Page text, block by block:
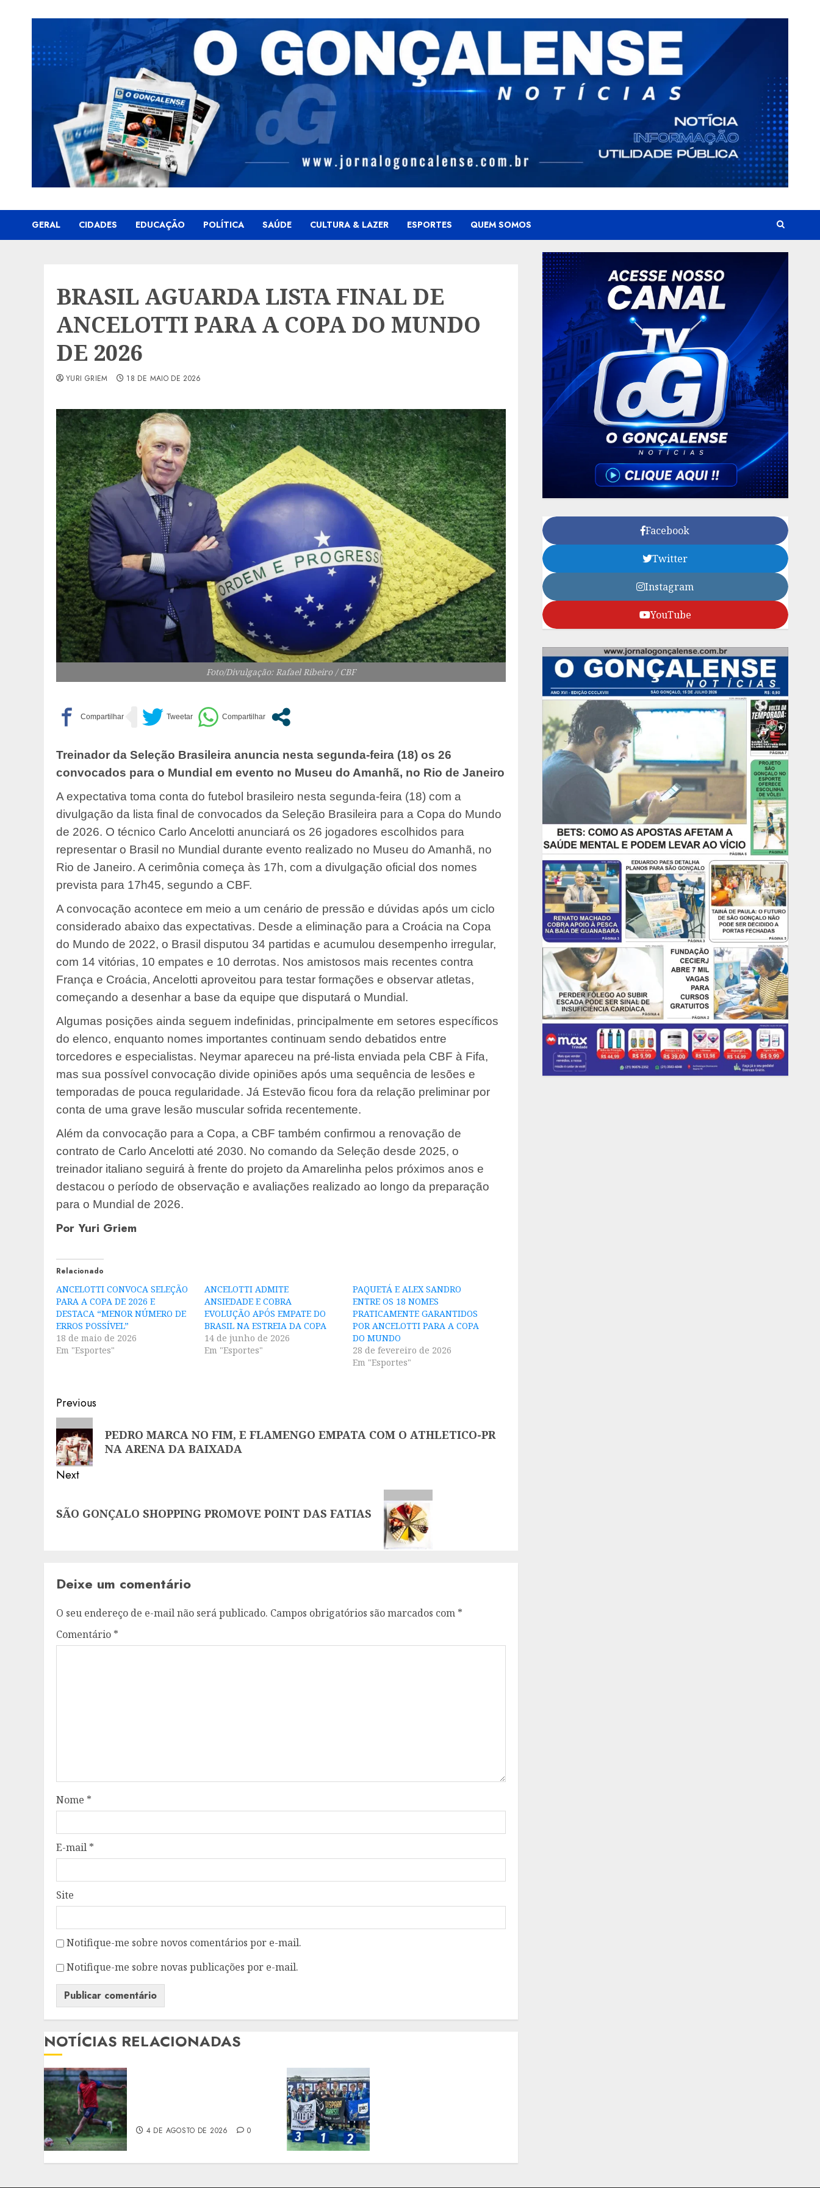
GERAL CIDADES EDUCAÇÃO POLÍTICA SAÚDE CULTURA & LAZER ESPORTES QUEM SOMOS
BRASIL AGUARDA LISTA FINAL DE
ANCELOTTI PARA A COPA DO MUNDO
DE 2026
YURI GRIEM 18 DE MAIO DE 2026
Foto/Divulgação: Rafael Ribeiro / CBF
Treinador da Seleção Brasileira anuncia nesta segunda-feira (18) os 26
convocados para o Mundial em evento no Museu do Amanhã, no Rio de Janeiro
A expectativa toma conta do futebol brasileiro nesta segunda-feira (18) com a
divulgação da lista final de convocados da Seleção Brasileira para a Copa do Mundo
de 2026. O técnico Carlo Ancelotti anunciará os 26 jogadores escolhidos para
representar o Brasil no Mundial durante evento realizado no Museu do Amanhã, no
Rio de Janeiro. A cerimônia começa às 17h, com a divulgação oficial dos nomes
prevista para 17h45, segundo a CBF.
A convocação acontece em meio a um cenário de pressão e dúvidas após um ciclo
considerado abaixo das expectativas. Desde a eliminação para a Croácia na Copa
do Mundo de 2022, o Brasil disputou 34 partidas e acumulou desempenho irregular,
com 14 vitórias, 10 empates e 10 derrotas. Nos amistosos mais recentes contra
França e Croácia, Ancelotti aproveitou para testar formações e observar atletas,
começando a desenhar a base da equipe que disputará o Mundial.
Algumas posições ainda seguem indefinidas, principalmente em setores específicos
do elenco, enquanto nomes importantes continuam sendo debatidos entre
torcedores e especialistas. Neymar apareceu na pré-lista enviada pela CBF à Fifa,
mas sua possível convocação divide opiniões após uma sequência de lesões e
temporadas de pouca regularidade. Já Estevão ficou fora da relação preliminar por
conta de uma grave lesão muscular sofrida recentemente.
Além da convocação para a Copa, a CBF também confirmou a renovação de
contrato de Carlo Ancelotti até 2030. No comando da Seleção desde 2025, o
treinador italiano seguirá à frente do projeto da Amarelinha pelos próximos anos e
destacou o período de observação e avaliações realizado ao longo da preparação
para o Mundial de 2026.
Por Yuri Griem
Relacionado
ANCELOTTI CONVOCA SELEÇÃO
PARA A COPA DE 2026 E
DESTACA “MENOR NÚMERO DE
ERROS POSSÍVEL”
18 de maio de 2026
Em "Esportes"
ANCELOTTI ADMITE
ANSIEDADE E COBRA
EVOLUÇÃO APÓS EMPATE DO
BRASIL NA ESTREIA DA COPA
14 de junho de 2026
Em "Esportes"
PAQUETÁ E ALEX SANDRO
ENTRE OS 18 NOMES
PRATICAMENTE GARANTIDOS
POR ANCELOTTI PARA A COPA
DO MUNDO
28 de fevereiro de 2026
Em "Esportes"
Post
navigation
Previous
Previous
post:
PEDRO MARCA NO FIM, E FLAMENGO EMPATA COM O ATHLETICO-PR
NA ARENA DA BAIXADA
Next
post:
SÃO GONÇALO SHOPPING PROMOVE POINT DAS FATIAS
Deixe um comentário
O seu endereço de e-mail não será publicado. Campos obrigatórios são marcados com *
Comentário *
Nome *
E-mail *
Site
Notifique-me sobre novos comentários por e-mail.
Notifique-me sobre novas publicações por e-mail.
NOTÍCIAS RELACIONADAS
4 DE AGOSTO DE 2026 0
Facebook
Twitter
Instagram
YouTube